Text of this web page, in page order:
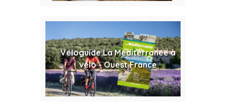
Véloguide La Méditerranée à
vélo - Ouest France